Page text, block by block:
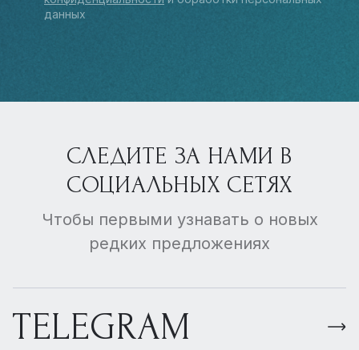
данных
СЛЕДИТЕ ЗА НАМИ В
СОЦИАЛЬНЫХ СЕТЯХ
Чтобы первыми узнавать о новых
редких предложениях
TELEGRAM